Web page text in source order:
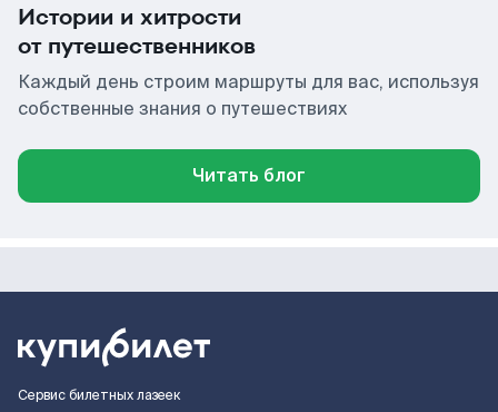
Истории и хитрости
от путешественников
Каждый день строим маршруты для вас, используя
собственные знания о путешествиях
Читать блог
Сервис билетных лазеек